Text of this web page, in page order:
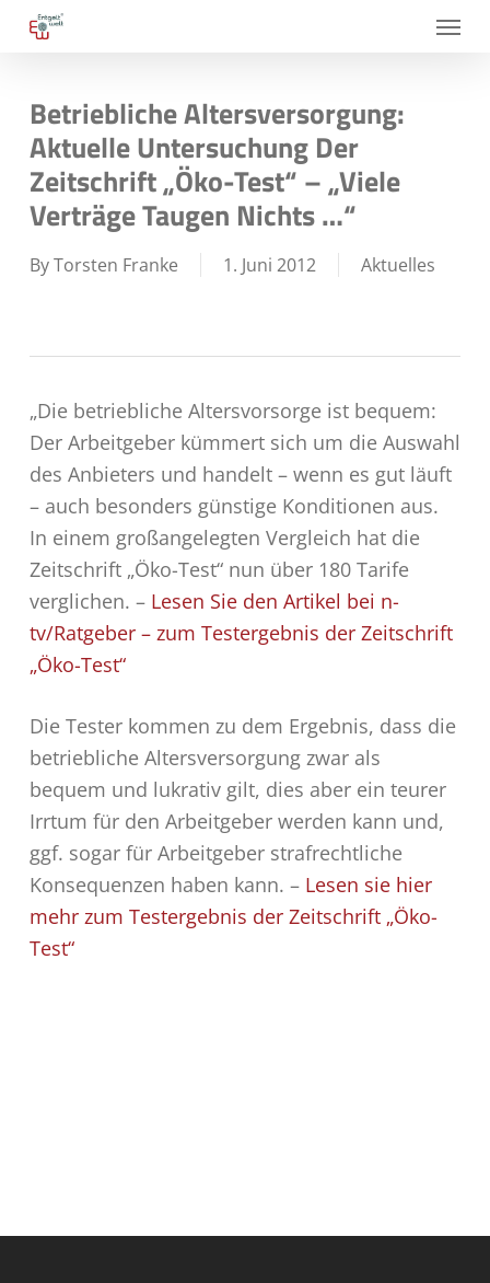
Skip
content
Menu
Betriebliche Altersversorgung:
Aktuelle Untersuchung Der
Zeitschrift „Öko-Test“ – „Viele
Verträge Taugen Nichts …“
ByTorsten Franke 1. Juni 2012 Aktuelles
„Die betriebliche Altersvorsorge ist bequem:
Der Arbeitgeber kümmert sich um die Auswahl
des Anbieters und handelt – wenn es gut läuft
– auch besonders günstige Konditionen aus.
In einem großangelegten Vergleich hat die
Zeitschrift „Öko-Test“ nun über 180 Tarife
verglichen. – Lesen Sie den Artikel bei n-
tv/Ratgeber – zum Testergebnis der Zeitschrift
„Öko-Test“
Die Tester kommen zu dem Ergebnis, dass die
betriebliche Altersversorgung zwar als
bequem und lukrativ gilt, dies aber ein teurer
Irrtum für den Arbeitgeber werden kann und,
ggf. sogar für Arbeitgeber strafrechtliche
Konsequenzen haben kann. – Lesen sie hier
mehr zum Testergebnis der Zeitschrift „Öko-
Test“